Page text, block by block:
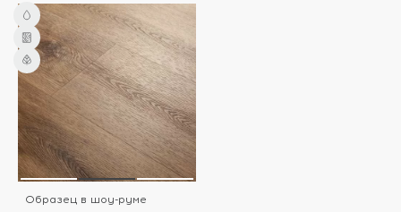
Образец в шоу-руме